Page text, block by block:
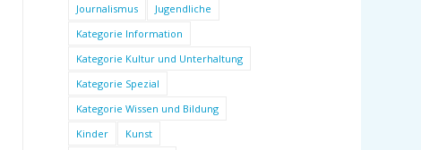
Journalismus
Jugendliche
Kategorie Information
Kategorie Kultur und Unterhaltung
Kategorie Spezial
Kategorie Wissen und Bildung
Kinder
Kunst